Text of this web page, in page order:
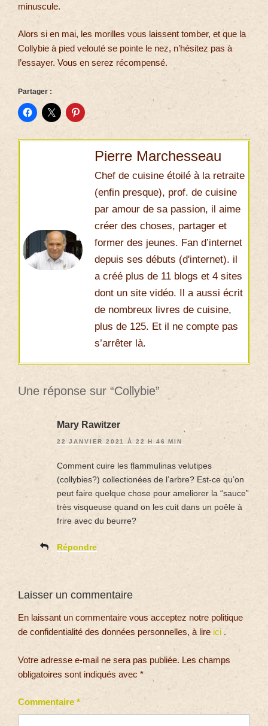
minuscule.
Alors si en mai, les morilles vous laissent tomber, et que la
Collybie à pied velouté se pointe le nez, n’hésitez pas à
l’essayer. Vous en serez récompensé.
Partager :
Pierre Marchesseau
Chef de cuisine étoilé à la retraite
(enfin presque), prof. de cuisine
par amour de sa passion, il aime
créer des choses, partager et
former des jeunes. Fan d’internet
depuis ses débuts (d'internet). il
a créé plus de 11 blogs et 4 sites
dont un site vidéo. Il a aussi écrit
de nombreux livres de cuisine,
plus de 125. Et il ne compte pas
s’arrêter là.
Une réponse sur “Collybie”
Mary Rawitzer
22 JANVIER 2021 À 22 H 46 MIN
Comment cuire les flammulinas velutipes
(collybies?) collectionées de l’arbre? Est-ce qu’on
peut faire quelque chose pour ameliorer la “sauce”
très visqueuse quand on les cuit dans un poêle à
frire avec du beurre?
Répondre
Laisser un commentaire
En laissant un commentaire vous acceptez notre politique
de confidentialité des données personnelles, à lire ici .
Votre adresse e-mail ne sera pas publiée. Les champs
obligatoires sont indiqués avec *
Commentaire *